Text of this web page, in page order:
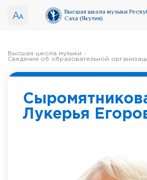
Высшая школа музыки
Саха (Якутия)
Высшая школа музыки
Сведения об образовательной
Лукерья